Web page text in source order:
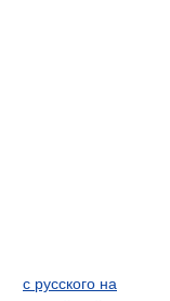
с русского на